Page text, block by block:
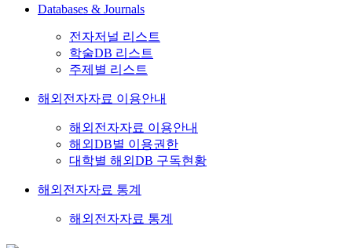
Databases & Journals
전자저널 리스트
학술DB 리스트
주제별 리스트
해외전자자료 이용안내
해외전자자료 이용안내
해외DB별 이용권한
대학별 해외DB 구독현황
해외전자자료 통계
해외전자자료 통계